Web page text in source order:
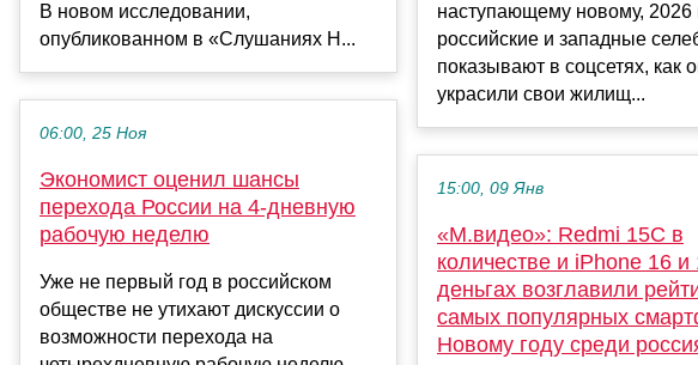
В новом исследовании,
опубликованном в «Слушаниях Н...
06:00, 25 Ноя
Экономист оценил шансы
перехода России на 4-дневную
рабочую неделю
Уже не первый год в российском
обществе не утихают дискуссии о
возможности перехода на
наступающему новому, 2026
российские и западные
показывают в соцсетях, как
украсили свои жилищ...
15:00, 09 Янв
«М.видео»: Redmi 15C в
количестве и iPhone 16 и
деньгах возглавили
самых популярных
Новому году среди